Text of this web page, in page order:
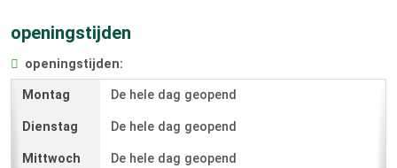
openingstijden
openingstijden:
De hele dag geopend
De hele dag geopend
De hele dag geopend